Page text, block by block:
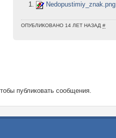
Nedopustimiy_znak.png
ОПУБЛИКОВАНО 14 ЛЕТ НАЗАД #
публиковать сообщения.